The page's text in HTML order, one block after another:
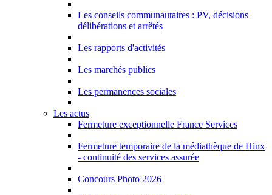
Les conseils communautaires : PV, décisions
délibérations et arrêtés
Les rapports d'activités
Les marchés publics
Les permanences sociales
Les actus
Fermeture exceptionnelle France Services
Fermeture temporaire de la médiathèque de Hinx
- continuité des services assurée
Concours Photo 2026